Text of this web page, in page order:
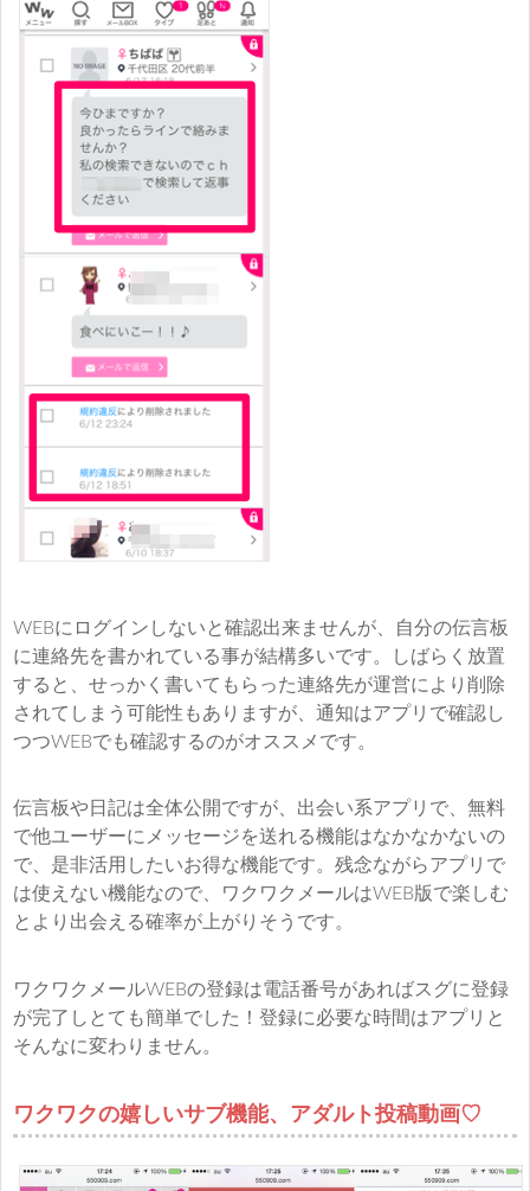
WEBにログインしないと確認出来ませんが、自分の伝言板
に連絡先を書かれている事が結構多いです。しばらく放置
すると、せっかく書いてもらった連絡先が運営により削除
されてしまう可能性もありますが、通知はアプリで確認し
つつWEBでも確認するのがオススメです。
伝言板や日記は全体公開ですが、出会い系アプリで、無料
で他ユーザーにメッセージを送れる機能はなかなかないの
で、是非活用したいお得な機能です。残念ながらアプリで
は使えない機能なので、ワクワクメールはWEB版で楽しむ
とより出会える確率が上がりそうです。
ワクワクメールWEBの登録は電話番号があればスグに登録
が完了しとても簡単でした！登録に必要な時間はアプリと
そんなに変わりません。
ワクワクの嬉しいサブ機能、アダルト投稿動画♡